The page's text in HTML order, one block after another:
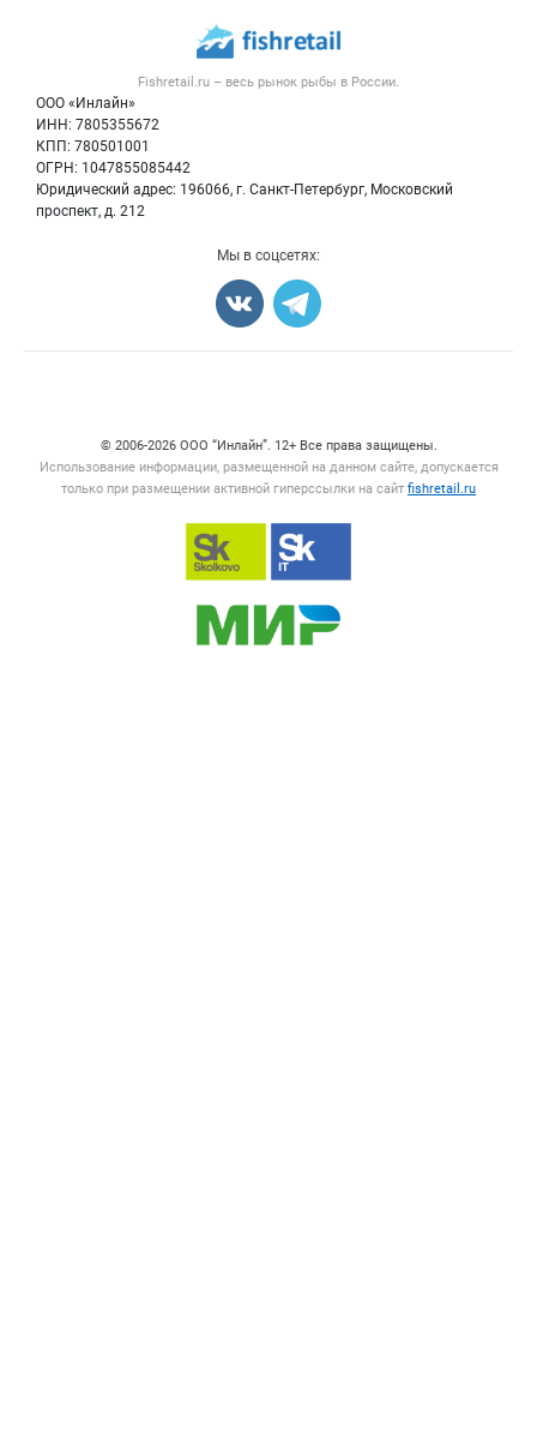
Fishretail.ru – весь рынок рыбы в России.
ООО «Инлайн»
ИНН: 7805355672
КПП: 780501001
ОГРН: 1047855085442
Юридический адрес: 196066, г. Санкт-Петербург, Московский
проспект, д. 212
Публичная оферта
Контактная информация
Политика обработки персональных данных
Новости рынка
Блог
Рыба
Икра
Мы в соцсетях:
© 2006‑2026 ООО “Инлайн”. 12+ Все права защищены.
Использование информации, размещенной на данном сайте, допускается
только при размещении активной гиперссылки на сайт fishretail.ru